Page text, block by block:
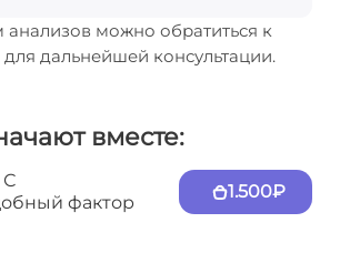
анализов можно обратиться к
дальнейшей консультации.
вместе:
С
фактор
1.500₽